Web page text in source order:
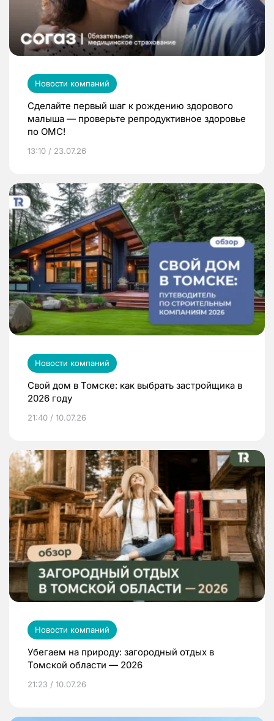
Новости компаний
Сделайте первый шаг к рождению здорового
малыша — проверьте репродуктивное здоровье
по ОМС!
13:10 / 23.07.26
Новости компаний
Свой дом в Томске: как выбрать застройщика в
2026 году
21:40 / 10.07.26
Новости компаний
Убегаем на природу: загородный отдых в
Томской области — 2026
21:23 / 10.07.26